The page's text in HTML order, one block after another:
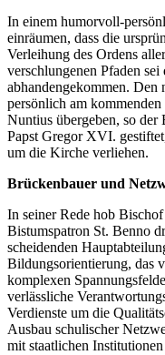
In einem humorvoll-
einräumen, dass die
Verleihung des Ordens
verschlungenen Pfaden
abhandengekommen. Den
persönlich am
Nuntius übergeben, so
Papst Gregor XVI.
um die Kirche verliehen.
Brückenbauer und
In seiner Rede hob
Bistumspatron St. Benno
scheidenden
Bildungsorientierung, das
komplexen
verlässliche
Verdienste um die
Ausbau schulischer
mit staatlichen